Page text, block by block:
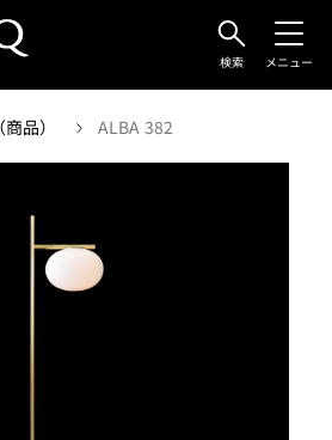
検索 メニュー
品） ALBA 382